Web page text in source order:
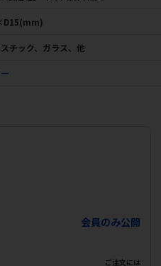
スチック、ガラス、他
会員のみ公開
ご注文には